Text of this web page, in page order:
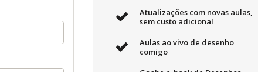
Atualizações com novas aulas,
sem custo adicional
Aulas ao vivo de desenho
comigo